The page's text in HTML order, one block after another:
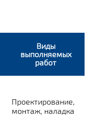
Виды
выполняемых
работ
Проектирование,
монтаж, наладка